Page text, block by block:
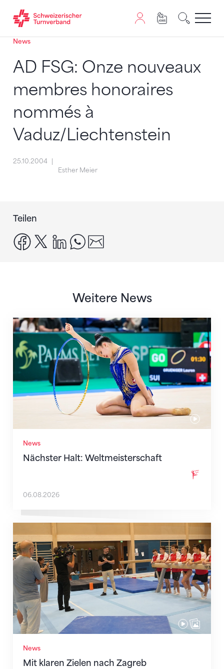
Zum Inhalt springen
Zur Sitemap navigieren
Zum Navigieren dieser Seite wird JavaScript benötigt.
News
AD FSG: Onze nouveaux
membres honoraires
nommés à
Vaduz/Liechtenstein
25.10.2004
Esther Meier
Teilen
facebook
x linkedinwhatsapp
Weitere News
News
Nächster Halt: Weltmeisterschaft
Nächster Halt: Weltmeisterschaft
06.08.2026
News
Mit klaren Zielen nach Zagreb
Mit klaren Zielen nach Zagreb